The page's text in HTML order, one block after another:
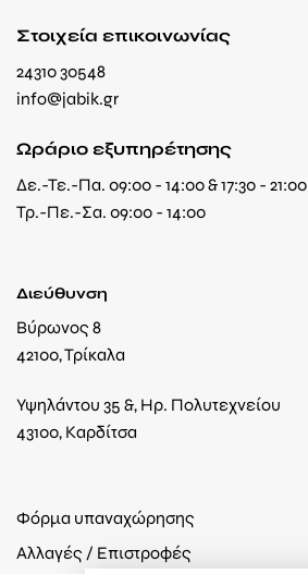
Στοιχεία επικοινωνίας
24310 30548
info@jabik.gr
Ωράριο εξυπηρέτησης
Δε.-Τε.-Πα. 09:00 - 14:00 & 17:30 - 21:00
Τρ.-Πε.-Σα. 09:00 - 14:00
Διεύθυνση
Βύρωνος 8
42100, Τρίκαλα
Υψηλάντου 35 &, Ηρ. Πολυτεχνείου
43100, Καρδίτσα
Φόρμα υπαναχώρησης
Αλλαγές / Επιστροφές